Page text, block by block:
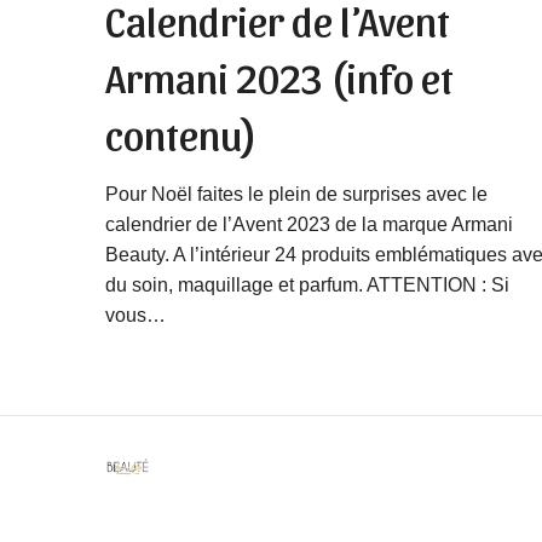
Calendrier de l’Avent
Armani 2023 (info et
contenu)
Pour Noël faites le plein de surprises avec le
calendrier de l’Avent 2023 de la marque Armani
Beauty. A l’intérieur 24 produits emblématiques
du soin, maquillage et parfum. ATTENTION : Si
vous…